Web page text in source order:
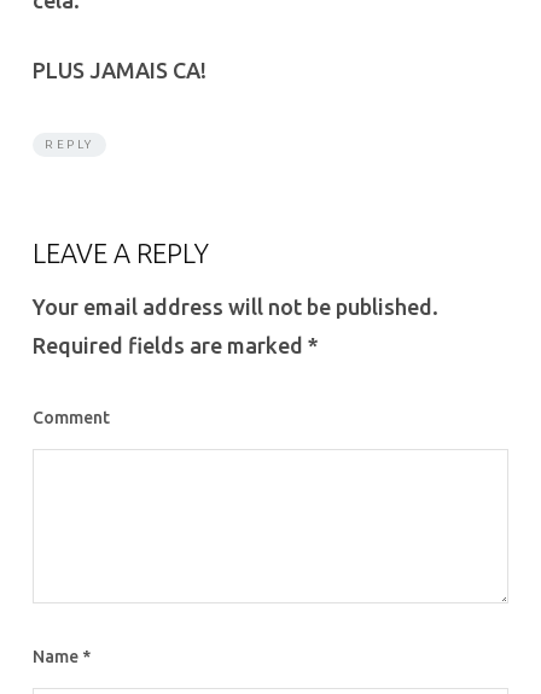
PLUS JAMAIS CA!
REPLY
LEAVE A REPLY
Your email address will not be published.
Required fields are marked *
Comment
Name *